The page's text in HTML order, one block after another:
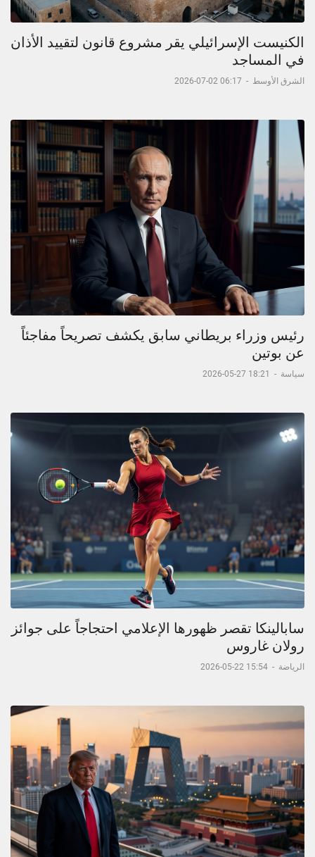
الكنيست الإسرائيلي يقر مشروع قانون لتقييد الأذان
في المساجد
الشرق الأوسط -
06:17 02-07-2026
رئيس وزراء بريطاني سابق يكشف تصريحاً مفاجئاً
عن بوتين
سياسة -
18:21 27-05-2026
سابالينكا تقصر ظهورها الإعلامي احتجاجاً على جوائز
رولان غاروس
الرياضة -
15:54 22-05-2026